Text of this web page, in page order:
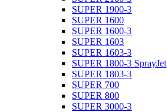
SUPER 1900-3
SUPER 1600
SUPER 1600-3
SUPER 1603
SUPER 1603-3
SUPER 1800-3 SprayJet
SUPER 1803-3
SUPER 700
SUPER 800
SUPER 3000-3